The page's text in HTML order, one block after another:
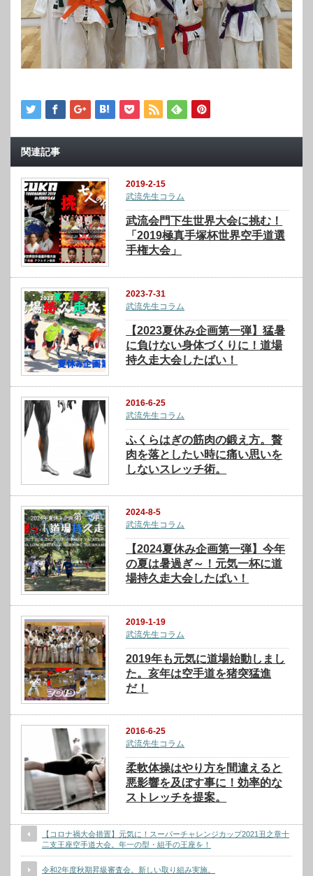
関連記事
2019-2-15
武流先生コラム
武流会門下生世界大会に挑む！
「2019極真手塚杯世界空手道選
手権大会」
2023-7-31
武流先生コラム
【2023夏休み企画第一弾】猛暑
に負けない身体づくりに！道場
持久走大会したばい！
2016-6-25
武流先生コラム
ふくらはぎの筋肉の鍛え方。贅
肉を落としたい時に痛い思いを
しないスレッチ術。
2024-8-5
武流先生コラム
【2024夏休み企画第一弾】今年
の夏は暑過ぎ～！元気一杯に道
場持久走大会したばい！
2019-1-19
武流先生コラム
2019年も元気に道場始動しまし
た。亥年は空手道を猪突猛進
だ！
2016-6-25
武流先生コラム
柔軟体操はやり方を間違えると
悪影響を及ぼす事に！効率的な
ストレッチを提案。
【コロナ禍大会措置】元気に！スーパーチャレンジカップ2021丑之章十
二支王座空手道大会。年一の型・組手の王座を！
令和2年度秋期昇級審査会。新しい取り組み実施。